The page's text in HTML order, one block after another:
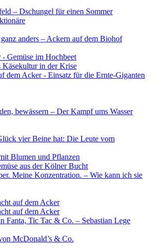
– Dschungel für einen Sommer
anders – Ackern auf dem Biohof
Gemüse im Hochbeet
Käsekultur in der Krise
dem Acker - Einsatz für die Ernte-Giganten
bewässern – Der Kampf ums Wasser
vier Beine hat: Die Leute vom
Blumen und Pflanzen
aus der Kölner Bucht
Meine Konzentration. – Wie kann ich sie
auf dem Acker
auf dem Acker
Fanta, Tic Tac & Co. – Sebastian Lege
McDonald’s & Co.